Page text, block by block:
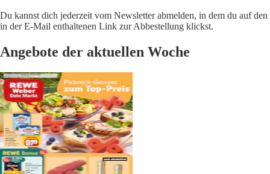
Du kannst dich jederzeit vom Newsletter abmelden, in dem du auf den
in der E-Mail enthaltenen Link zur Abbestellung klickst.
Angebote der aktuellen Woche